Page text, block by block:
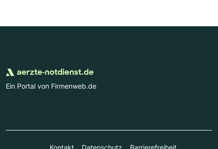
Ein Portal von Firmenweb.de
Kontakt Datenschutz Barrierefreiheit